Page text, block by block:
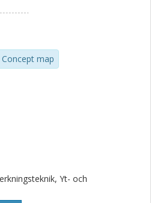
the continuous monitoring.
Concept map
Yt- och